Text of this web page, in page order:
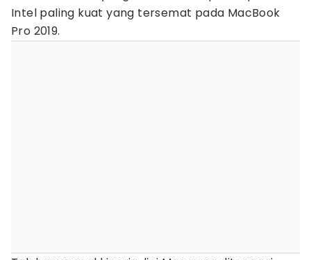
Intel paling kuat yang tersemat pada MacBook
Pro 2019.